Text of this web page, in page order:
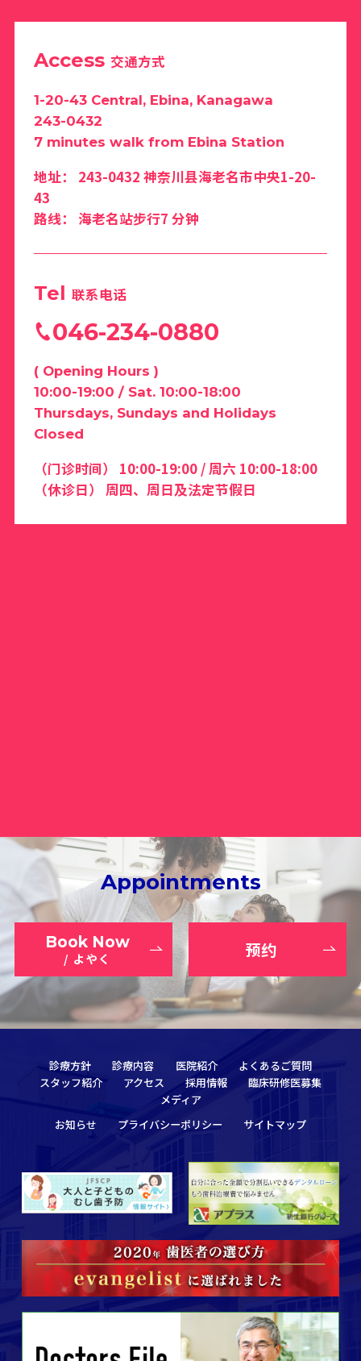
Access 交通方式
1-20-43 Central, Ebina, Kanagawa
243-0432
7 minutes walk from Ebina Station
地址： 243-0432 神奈川县海老名市中央1-20-
43
路线： 海老名站步行7 分钟
Tel 联系电话
046-234-0880
( Opening Hours )
10:00-19:00 / Sat. 10:00-18:00
Thursdays, Sundays and Holidays
Closed
（门诊时间） 10:00-19:00 / 周六 10:00-18:00
（休诊日） 周四、周日及法定节假日
Appointments
Book Now
/ よやく 预约
診療方針 診療内容 医院紹介
よくあるご質問
スタッフ紹介
アクセス 採用情報
臨床研修医募集
メディア
お知らせ
プライバシーポリシー サイトマップ